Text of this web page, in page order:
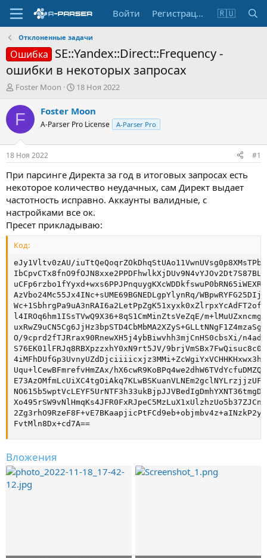
Войти Регистрация 🇷🇺
Отклоненные задачи
Ошибка SE::Yandex::Direct::Frequency -
ошибки в некоторых запросах
А
т
о
т
е
м
ы
Foster Moon
Д
т
н
а
л
18 Ноя 2022
F Foster Moon
A-Parser Pro License A-Parser Pro
18 Ноя 2022 #1
При парсинге Директа за год в итоговых запросах есть
некоторое количество неудачных, сам Директ выдает
частотность исправно. Аккаунты валидные, с
настройками все ок.
Пресет прикладываю:
Код:
eJy1Vltv0zAU/
AzVbo24Mc55Jx4INc+sUME69BGNEDLgpYlynRq/
l4IROq6hm1ISsTVwQ9X36+8qS1CmMinZtsVeZqE/
O/9cprd2fTJRrax90RnewXH5j4ybBiwvhh3mjCnHS0cbsXi/
S76EK01lFRJq8RBXpzzxhY0xN9rt5JV/
Uqu+lCewBFmrefvHmZAx/
FvtMln8Dx+cd7A==
Вложения